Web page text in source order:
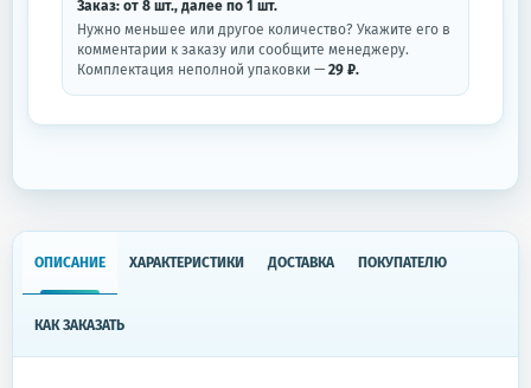
Заказ: от 8 шт., далее по 1 шт.
Нужно меньшее или другое количество? Укажите его в
комментарии к заказу или сообщите менеджеру.
Комплектация неполной упаковки — 29 ₽.
ОПИСАНИЕ ХАРАКТЕРИСТИКИ ДОСТАВКА ПОКУПАТЕЛЮ
КАК ЗАКАЗАТЬ